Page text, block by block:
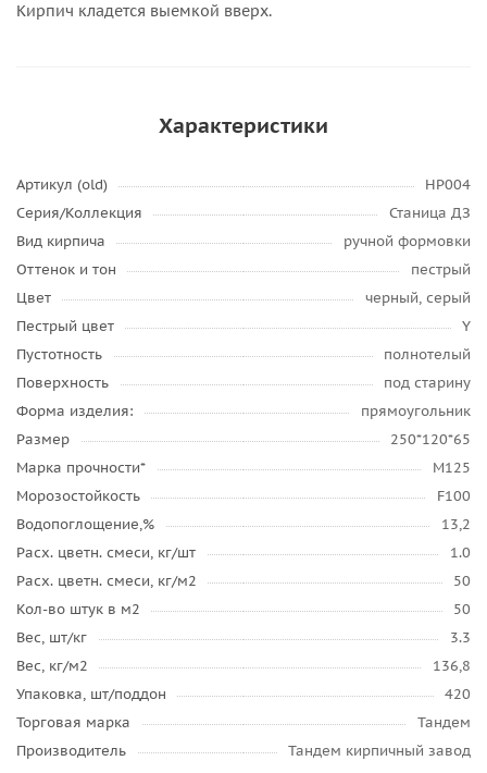
Кирпич кладется выемкой вверх.
Характеристики
Артикул (old)
HP004
Серия/Коллекция
Станица ДЗ
Вид кирпича
ручной формовки
Оттенок и тон
пестрый
Цвет
черный, серый
Пестрый цвет
Y
Пустотность
полнотелый
Поверхность
под старину
Форма изделия:
прямоугольник
Размер
250*120*65
Марка прочности*
М125
Морозостойкость
F100
Водопоглощение,%
13,2
Расх. цветн. смеси, кг/шт
1.0
Расх. цветн. смеси, кг/м2
50
Кол-во штук в м2
50
Вес, шт/кг
3.3
Вес, кг/м2
136,8
Упаковка, шт/поддон
420
Торговая марка
Тандем
Производитель
Тандем кирпичный завод